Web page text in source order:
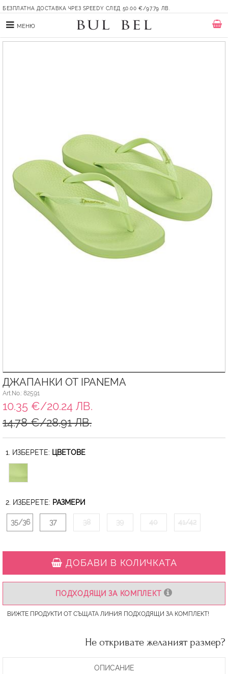
БЕЗПЛАТНА ДОСТАВКА ЧРЕЗ SPEEDY СЛЕД 50.00 €/97.79 ЛВ.
МЕНЮ
ДЖАПАНКИ ОТ IPANEMA
Art.No.: 82591
10.35 €/20.24 ЛВ.
14.78 €/28.91 ЛВ.
1. ИЗБЕРЕТЕ: ЦВЕТОВЕ
2. ИЗБЕРЕТЕ: РАЗМЕРИ
35/36 37 38 39 40 41/42
ДОБАВИ В КОЛИЧКАТА
ПОДХОДЯЩИ ЗА КОМПЛЕКТ
ВИЖТЕ ПРОДУКТИ ОТ СЪЩАТА ЛИНИЯ ПОДХОДЯЩИ ЗА КОМПЛЕКТ!
Не откривате желаният размер?
ОПИСАНИЕ